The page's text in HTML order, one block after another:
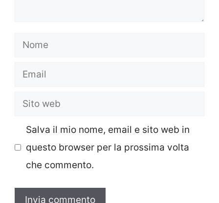
Nome
Email
Sito
Salva il mio nome, email e sito web in
questo browser per la prossima volta
che commento.